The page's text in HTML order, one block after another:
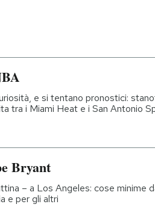
e si tentano pronostici:
tra i Miami Heat e i San Antonio
Bryant
– a Los Angeles: cose minime
e per gli altri